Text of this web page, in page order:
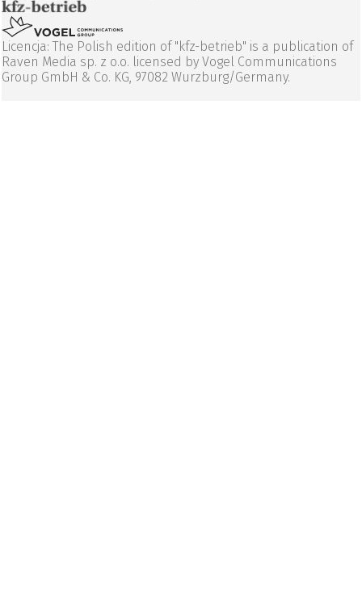
Licencja: The Polish edition of "kfz-betrieb" is a publication of
Raven Media sp. z o.o. licensed by Vogel Communications
Group GmbH & Co. KG, 97082 Wurzburg/Germany.